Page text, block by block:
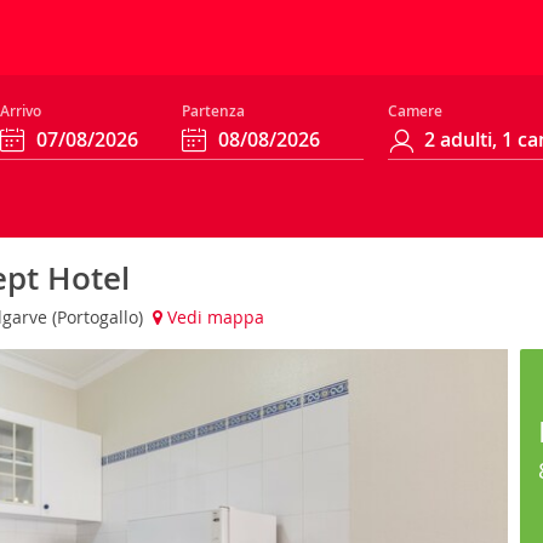
Arrivo Partenza Camere
Hotel
(Portogallo) Vedi mappa